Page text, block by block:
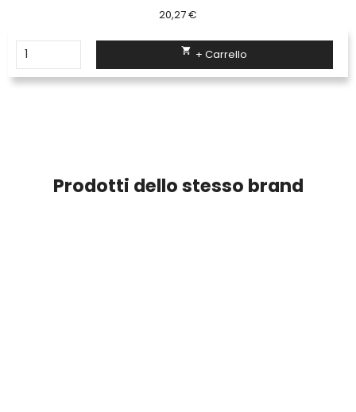
20,27 €
 + Carrello
Prodotti dello stesso brand